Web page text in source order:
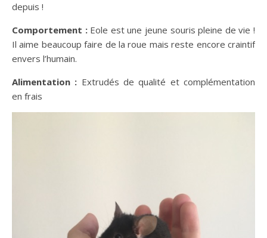
depuis !
Comportement : Eole est une jeune souris pleine de vie !
Il aime beaucoup faire de la roue mais reste encore craintif
envers l’humain.
Alimentation : Extrudés de qualité et complémentation
en frais